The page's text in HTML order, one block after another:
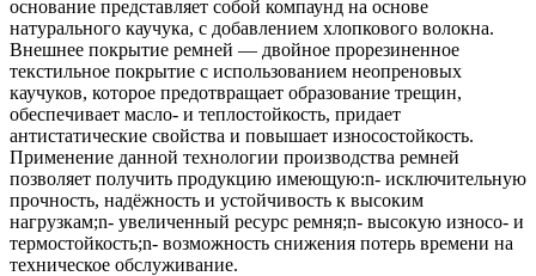
основание представляет собой компаунд на основе
натурального каучука, с добавлением хлопкового волокна.
Внешнее покрытие ремней — двойное прорезиненное
текстильное покрытие с использованием неопреновых
каучуков, которое предотвращает образование трещин,
обеспечивает масло- и теплостойкость, придает
антистатические свойства и повышает износостойкость.
Применение данной технологии производства ремней
позволяет получить продукцию имеющую:n- исключительную
прочность, надёжность и устойчивость к высоким
нагрузкам;n- увеличенный ресурс ремня;n- высокую износо- и
термостойкость;n- возможность снижения потерь времени на
техническое обслуживание.